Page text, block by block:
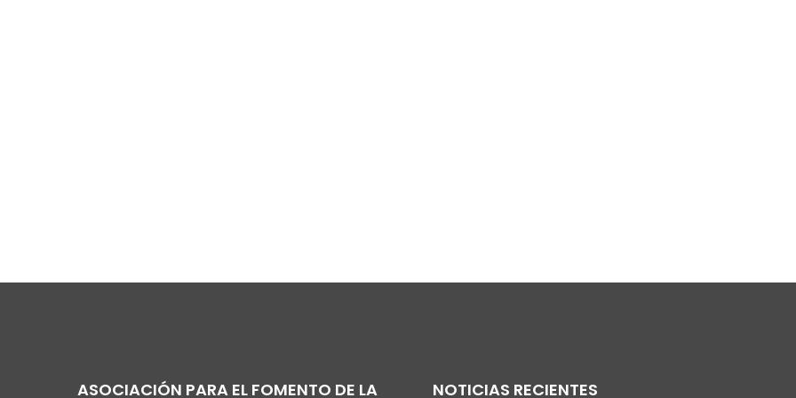
ASOCIACIÓN PARA EL FOMENTO DE LA
NOTICIAS RECIENTES